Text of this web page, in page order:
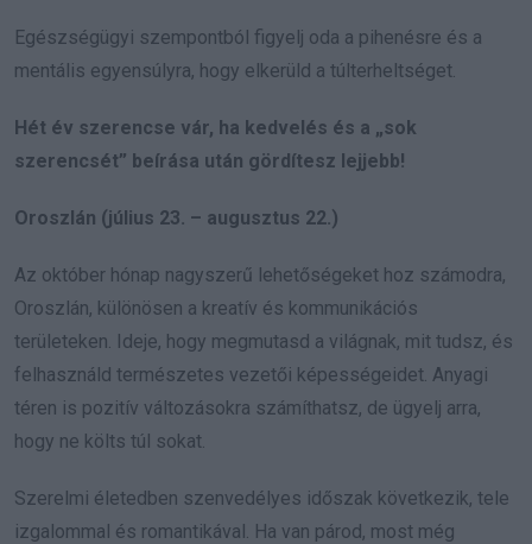
Egészségügyi szempontból figyelj oda a pihenésre és a
mentális egyensúlyra, hogy elkerüld a túlterheltséget.
Hét év szerencse vár, ha kedvelés és a „sok
szerencsét” beírása után gördítesz lejjebb!
Oroszlán (július 23. – augusztus 22.)
Az október hónap nagyszerű lehetőségeket hoz számodra,
Oroszlán, különösen a kreatív és kommunikációs
területeken. Ideje, hogy megmutasd a világnak, mit tudsz, és
felhasználd természetes vezetői képességeidet. Anyagi
téren is pozitív változásokra számíthatsz, de ügyelj arra,
hogy ne költs túl sokat.
Szerelmi életedben szenvedélyes időszak következik, tele
izgalommal és romantikával. Ha van párod, most még